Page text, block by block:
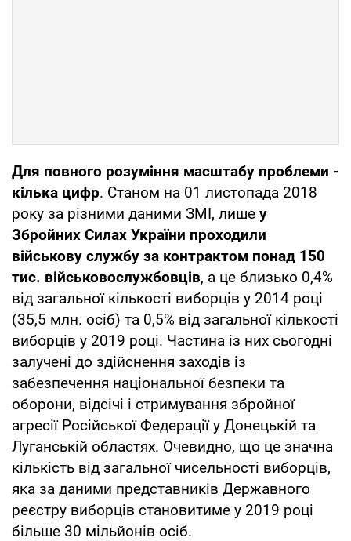
Для повного розуміння масштабу проблеми -
кілька цифр. Станом на 01 листопада 2018
року за різними даними ЗМІ, лише у
Збройних Силах України проходили
військову службу за контрактом понад 150
тис. військовослужбовців, а це близько 0,4%
від загальної кількості виборців у 2014 році
(35,5 млн. осіб) та 0,5% від загальної кількості
виборців у 2019 році. Частина із них сьогодні
залучені до здійснення заходів із
забезпечення національної безпеки та
оборони, відсічі і стримування збройної
агресії Російської Федерації у Донецькій та
Луганській областях. Очевидно, що це значна
кількість від загальної чисельності виборців,
яка за даними представників Державного
реєстру виборців становитиме у 2019 році
більше 30 мільйонів осіб.